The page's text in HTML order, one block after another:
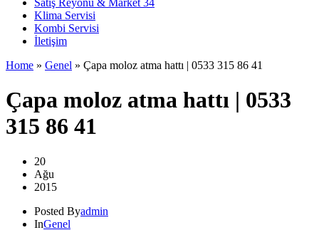
Satış Reyonu & Market 34
Klima Servisi
Kombi Servisi
İletişim
Home » Genel » Çapa moloz atma hattı | 0533 315 86 41
Çapa moloz atma hattı | 0533
315 86 41
20
Ağu
2015
Posted Byadmin
InGenel